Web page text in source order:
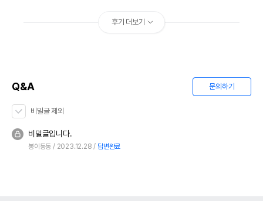
후기 더보기
Q&A 문의하기
비밀글 제외
비밀글입니다.
봉이동동 2023.12.28 답변완료